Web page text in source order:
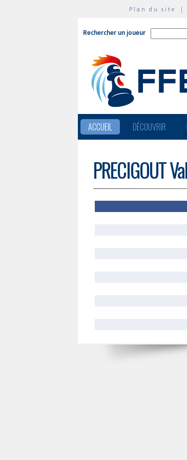
Plan du site |
Rechercher un joueur
ACCUEIL DÉCOUVRIR
PRECIGOUT